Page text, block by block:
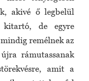
akivé ő legbelül
de egyre
remélnek az
rámutassanak
amit a